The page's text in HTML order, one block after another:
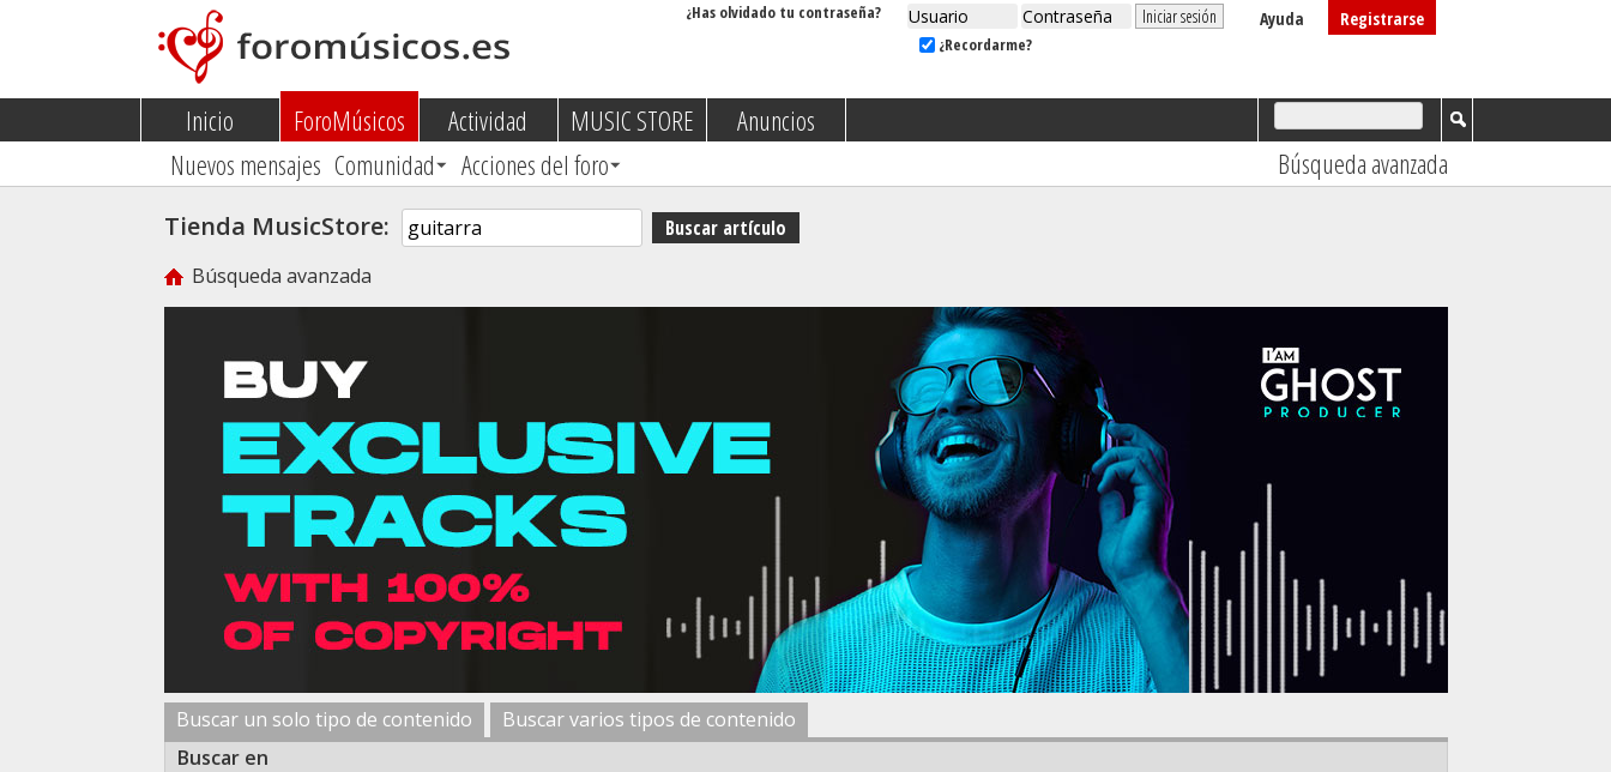
Registrarse
Ayuda
¿Recordarme?
¿Has olvidado tu contraseña?
Inicio
ForoMúsicos
Nuevos mensajes Comunidad Acciones del foro
Actividad MUSIC STORE
Anuncios
Búsqueda avanzada
Tienda MusicStore:
Búsqueda avanzada
Buscar un solo tipo de contenido
Buscar varios tipos de contenido
Buscar en